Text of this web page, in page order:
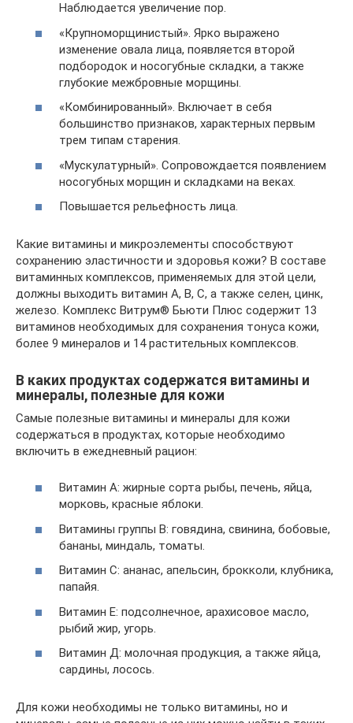
Наблюдается увеличение пор.
«Крупноморщинистый». Ярко выражено
изменение овала лица, появляется второй
подбородок и носогубные складки, а также
глубокие межбровные морщины.
«Комбинированный». Включает в себя
большинство признаков, характерных первым
трем типам старения.
«Мускулатурный». Сопровождается появлением
носогубных морщин и складками на веках.
Повышается рельефность лица.
Какие витамины и микроэлементы способствуют
сохранению эластичности и здоровья кожи? В составе
витаминных комплексов, применяемых для этой цели,
должны выходить витамин А, В, С, а также селен, цинк,
железо. Комплекс Витрум® Бьюти Плюс содержит 13
витаминов необходимых для сохранения тонуса кожи,
более 9 минералов и 14 растительных комплексов.
В каких продуктах содержатся витамины и
минералы, полезные для кожи
Самые полезные витамины и минералы для кожи
содержаться в продуктах, которые необходимо
включить в ежедневный рацион:
Витамин А: жирные сорта рыбы, печень, яйца,
морковь, красные яблоки.
Витамины группы В: говядина, свинина, бобовые,
бананы, миндаль, томаты.
Витамин С: ананас, апельсин, брокколи, клубника,
папайя.
Витамин Е: подсолнечное, арахисовое масло,
рыбий жир, угорь.
Витамин Д: молочная продукция, а также яйца,
сардины, лосось.
Для кожи необходимы не только витамины, но и